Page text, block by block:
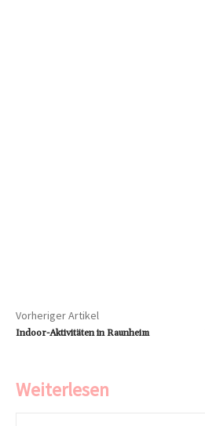
Vorheriger Artikel
Indoor-Aktivitäten in Raunheim
Weiterlesen